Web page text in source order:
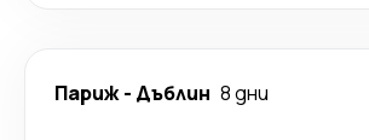
Париж- Дъблин 8 дни